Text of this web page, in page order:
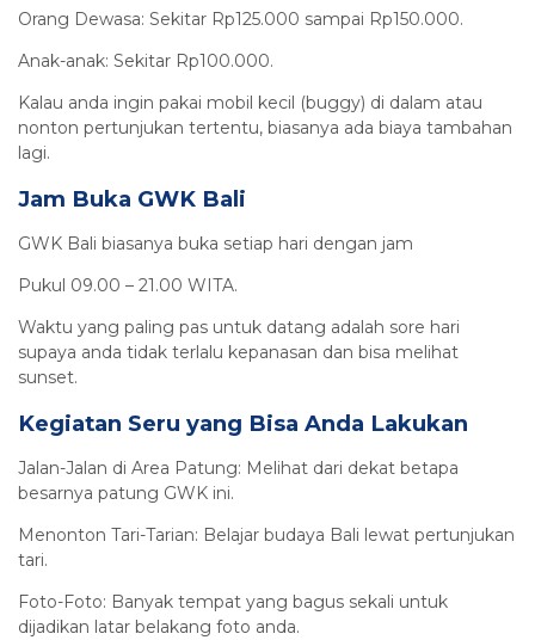
Orang Dewasa: Sekitar Rp125.000 sampai Rp150.000.
Anak-anak: Sekitar Rp100.000.
Kalau anda ingin pakai mobil kecil (buggy) di dalam atau
nonton pertunjukan tertentu, biasanya ada biaya tambahan
lagi.
Jam Buka GWK Bali
GWK Bali biasanya buka setiap hari dengan jam
Pukul 09.00 – 21.00 WITA.
Waktu yang paling pas untuk datang adalah sore hari
supaya anda tidak terlalu kepanasan dan bisa melihat
sunset.
Kegiatan Seru yang Bisa Anda Lakukan
Jalan-Jalan di Area Patung: Melihat dari dekat betapa
besarnya patung GWK ini.
Menonton Tari-Tarian: Belajar budaya Bali lewat pertunjukan
tari.
Foto-Foto: Banyak tempat yang bagus sekali untuk
dijadikan latar belakang foto anda.